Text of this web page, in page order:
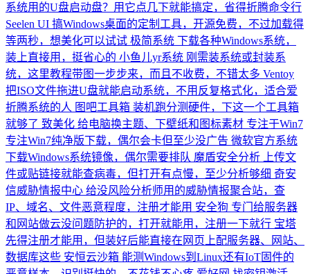
系统用的U盘启动盘？用它点几下就能搞定，省得折腾命令行
Seelen UI 搞Windows桌面的定制工具，开源免费，不过加载得
等两秒，想美化可以试试 极简系统 下载各种Windows系统，
装上直接用，挺省心的 小鱼儿yr系统 刚需装系统或封装系
统，这里教程带图一步步来，而且不收费，不错太多 Ventoy
把ISO文件拖进U盘就能启动系统，不用反复格式化，适合爱
折腾系统的人 图吧工具箱 装机跑分测硬件，下这一个工具箱
就够了 致美化 给电脑换主题、下壁纸和图标素材 专注于Win7
专注Win7纯净版下载，偶尔会卡但至少没广告 微软官方系统
下载Windows系统镜像，偶尔需要排队 魔盾安全分析 上传文
件或贴链接就能查病毒，但打开有点慢，至少分析够细 奇安
信威胁情报中心 给没风险分析师用的威胁情报聚合站，查
IP、域名、文件恶意程度，注册才能用 安全狗 专门给服务器
和网站做云没问题防护的，打开就能用，注册一下就行 宝塔
先得注册才能用，但装好后能直接在网页上配服务器、网站、
数据库这些 安恒云沙箱 能测Windows到Linux还有IoT固件的